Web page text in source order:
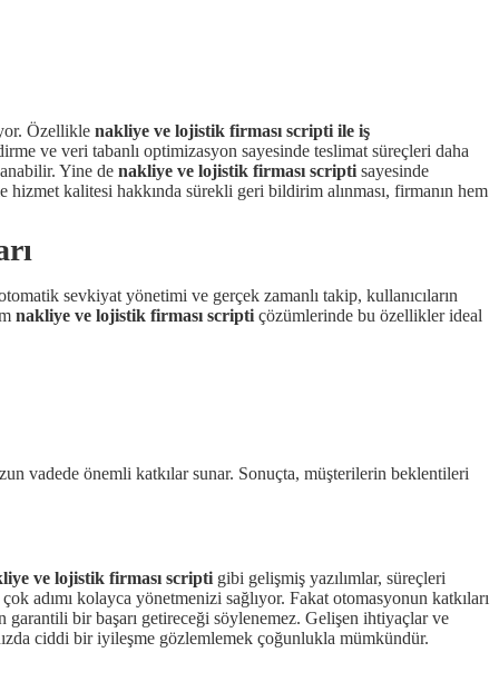
Özellikle nakliye ve lojistik firması scripti ile iş
ve veri tabanlı optimizasyon sayesinde teslimat süreçleri daha
Yine de nakliye ve lojistik firması scripti sayesinde
kalitesi hakkında sürekli geri bildirim alınması, firmanın hem
sevkiyat yönetimi ve gerçek zamanlı takip, kullanıcıların
nakliye ve lojistik firması scripti çözümlerinde bu özellikler ideal
vadede önemli katkılar sunar. Sonuçta, müşterilerin beklentileri
ve lojistik firması scripti gibi gelişmiş yazılımlar, süreçleri
adımı kolayca yönetmenizi sağlıyor. Fakat otomasyonun katkıları
garantili bir başarı getireceği söylenemez. Gelişen ihtiyaçlar ve
ciddi bir iyileşme gözlemlemek çoğunlukla mümkündür.